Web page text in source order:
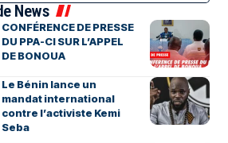
News
CONFÉRENCE DE PRESSE
DU PPA-CI SUR L’APPEL
DE BONOUA
Le Bénin lance un
mandat international
contre l’activiste Kemi
Seba